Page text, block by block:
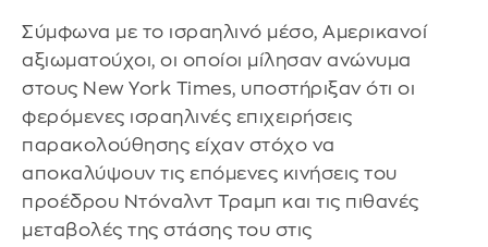
Σύμφωνα με το ισραηλινό μέσο, Αμερικανοί
αξιωματούχοι, οι οποίοι μίλησαν ανώνυμα
στους New York Times, υποστήριξαν ότι οι
φερόμενες ισραηλινές επιχειρήσεις
παρακολούθησης είχαν στόχο να
αποκαλύψουν τις επόμενες κινήσεις του
προέδρου Ντόναλντ Τραμπ και τις πιθανές
μεταβολές της στάσης του στις